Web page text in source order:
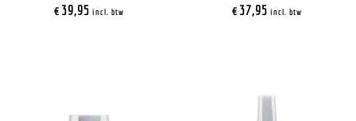
€39,95 incl. btw €37,95 incl. btw